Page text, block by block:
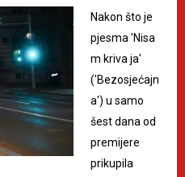
Nakon što je
pjesma 'Nisa
m kriva ja'
('Bezosjećajn
a') u samo
šest dana od
premijere
prikupila